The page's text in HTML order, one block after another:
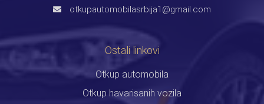
otkupautomobilasrbija1@gmail.com
Ostali linkovi
Otkup automobila
Otkup havarisanih vozila